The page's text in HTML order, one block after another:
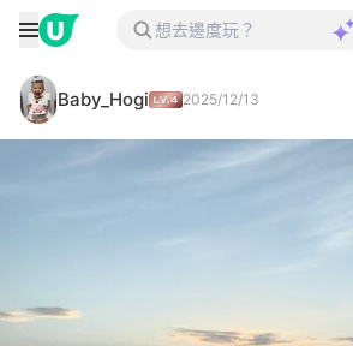
Baby_Hogi 2025/12/13